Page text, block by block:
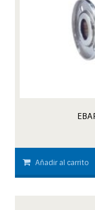
Añadir al carrito